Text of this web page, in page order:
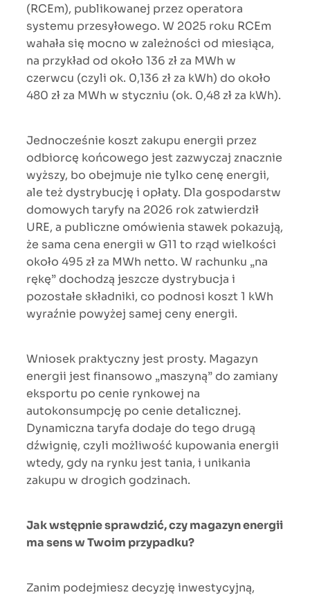
(RCEm), publikowanej przez operatora
systemu przesyłowego. W 2025 roku RCEm
wahała się mocno w zależności od miesiąca,
na przykład od około 136 zł za MWh w
czerwcu (czyli ok. 0,136 zł za kWh) do około
480 zł za MWh w styczniu (ok. 0,48 zł za kWh).
Jednocześnie koszt zakupu energii przez
odbiorcę końcowego jest zazwyczaj znacznie
wyższy, bo obejmuje nie tylko cenę energii,
ale też dystrybucję i opłaty. Dla gospodarstw
domowych taryfy na 2026 rok zatwierdził
URE, a publiczne omówienia stawek pokazują,
że sama cena energii w G11 to rząd wielkości
około 495 zł za MWh netto. W rachunku „na
rękę” dochodzą jeszcze dystrybucja i
pozostałe składniki, co podnosi koszt 1 kWh
wyraźnie powyżej samej ceny energii.
Wniosek praktyczny jest prosty. Magazyn
energii jest finansowo „maszyną” do zamiany
eksportu po cenie rynkowej na
autokonsumpcję po cenie detalicznej.
Dynamiczna taryfa dodaje do tego drugą
dźwignię, czyli możliwość kupowania energii
wtedy, gdy na rynku jest tania, i unikania
zakupu w drogich godzinach.
Jak wstępnie sprawdzić, czy magazyn energii
ma sens w Twoim przypadku?
Zanim podejmiesz decyzję inwestycyjną,